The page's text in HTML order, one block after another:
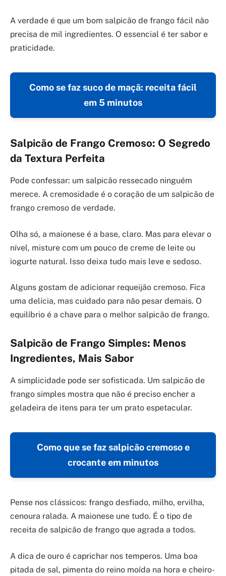
A verdade é que um bom salpicão de frango fácil não
precisa de mil ingredientes. O essencial é ter sabor e
praticidade.
Como se faz suco de maçã: receita fácil
em 5 minutos
Salpicão de Frango Cremoso: O Segredo
da Textura Perfeita
Pode confessar: um salpicão ressecado ninguém
merece. A cremosidade é o coração de um salpicão de
frango cremoso de verdade.
Olha só, a maionese é a base, claro. Mas para elevar o
nível, misture com um pouco de creme de leite ou
iogurte natural. Isso deixa tudo mais leve e sedoso.
Alguns gostam de adicionar requeijão cremoso. Fica
uma delícia, mas cuidado para não pesar demais. O
equilíbrio é a chave para o melhor salpicão de frango.
Salpicão de Frango Simples: Menos
Ingredientes, Mais Sabor
A simplicidade pode ser sofisticada. Um salpicão de
frango simples mostra que não é preciso encher a
geladeira de itens para ter um prato espetacular.
Como que se faz salpicão cremoso e
crocante em minutos
Pense nos clássicos: frango desfiado, milho, ervilha,
cenoura ralada. A maionese une tudo. É o tipo de
receita de salpicão de frango que agrada a todos.
A dica de ouro é caprichar nos temperos. Uma boa
pitada de sal, pimenta do reino moída na hora e cheiro-